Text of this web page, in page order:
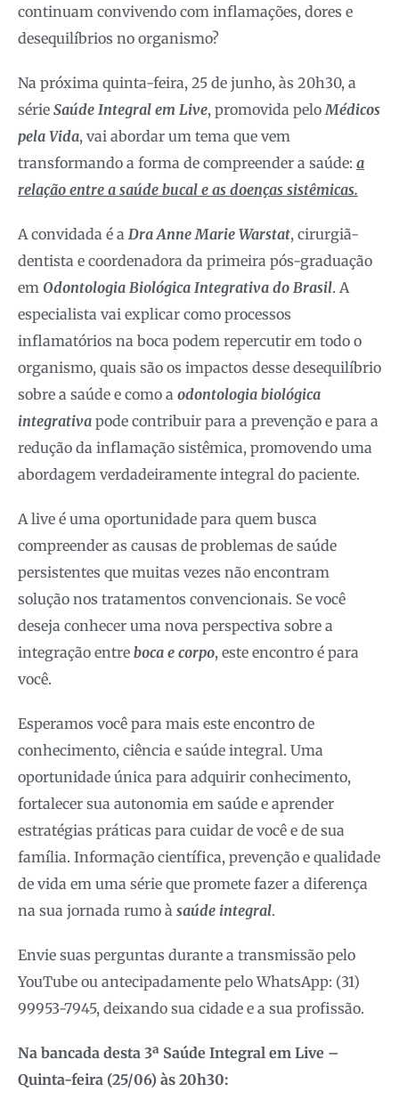
continuam convivendo com inflamações, dores e
desequilíbrios no organismo?
Na próxima quinta-feira, 25 de junho, às 20h30, a
série Saúde Integral em Live, promovida pelo Médicos
pela Vida, vai abordar um tema que vem
transformando a forma de compreender a saúde: a
relação entre a saúde bucal e as doenças sistêmicas.
A convidada é a Dra Anne Marie Warstat, cirurgiã-
dentista e coordenadora da primeira pós-graduação
em Odontologia Biológica Integrativa do Brasil. A
especialista vai explicar como processos
inflamatórios na boca podem repercutir em todo o
organismo, quais são os impactos desse desequilíbrio
sobre a saúde e como a odontologia biológica
integrativa pode contribuir para a prevenção e para a
redução da inflamação sistêmica, promovendo uma
abordagem verdadeiramente integral do paciente.
A live é uma oportunidade para quem busca
compreender as causas de problemas de saúde
persistentes que muitas vezes não encontram
solução nos tratamentos convencionais. Se você
deseja conhecer uma nova perspectiva sobre a
integração entre boca e corpo, este encontro é para
você.
Esperamos você para mais este encontro de
conhecimento, ciência e saúde integral. Uma
oportunidade única para adquirir conhecimento,
fortalecer sua autonomia em saúde e aprender
estratégias práticas para cuidar de você e de sua
família. Informação científica, prevenção e qualidade
de vida em uma série que promete fazer a diferença
na sua jornada rumo à saúde integral.
Envie suas perguntas durante a transmissão pelo
YouTube ou antecipadamente pelo WhatsApp: (31)
99953-7945, deixando sua cidade e a sua profissão.
Na bancada desta 3ª Saúde Integral em Live –
Quinta-feira (25/06) às 20h30: